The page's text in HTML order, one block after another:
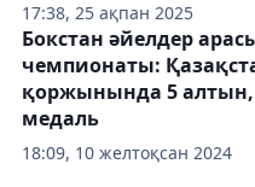
17:38, 25 ақпан 2025
18:09, 10 желтоқсан 2024
Бокстан әйелдер
чемпионаты:
қоржынында 5 алтын,
медаль